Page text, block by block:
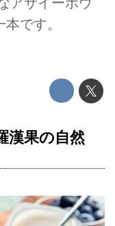
です。
漢果の自然